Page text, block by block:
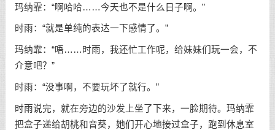
玛纳霏：“啊哈哈……今天也不是什么日子啊。”
时雨：“就是单纯的表达一下感情了。”
玛纳霏：“唔……时雨，我还忙工作呢，给妹妹们玩一会，不
介意吧？”
时雨：“没事啊，不要玩坏了就行。”
时雨说完，就在旁边的沙发上坐了下来，一脸期待。玛纳霏
把盒子递给胡桃和音葵，她们开心地接过盒子，跑到休息室